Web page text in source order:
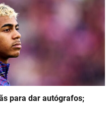
para dar autógrafos;